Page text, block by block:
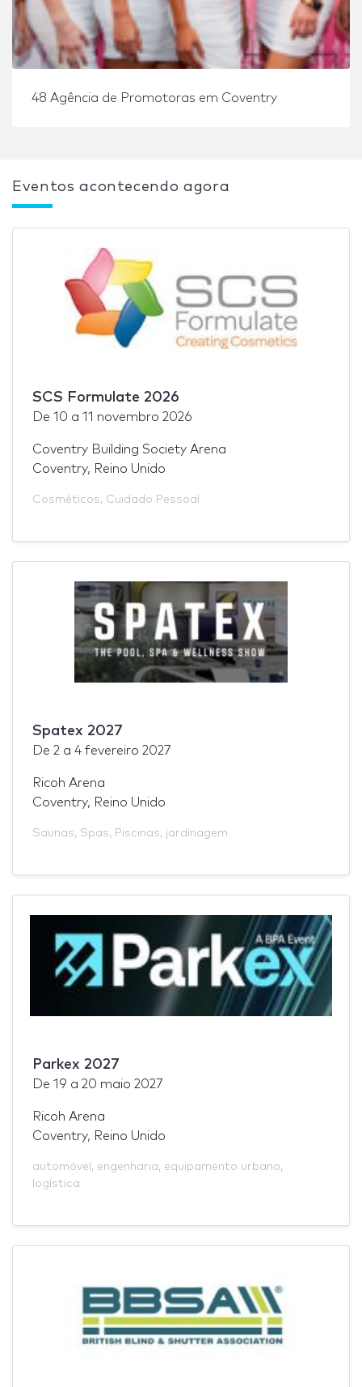
48 Agência de Promotoras em Coventry
Eventos acontecendo agora
SCS Formulate 2026
De 10 a 11 novembro 2026
Coventry Building Society Arena
Coventry, Reino Unido
Cosméticos, Cuidado Pessoal
Spatex 2027
De 2 a 4 fevereiro 2027
Ricoh Arena
Coventry, Reino Unido
Saunas, Spas, Piscinas, jardinagem
Parkex 2027
De 19 a 20 maio 2027
Ricoh Arena
Coventry, Reino Unido
automóvel , engenharia, equipamento urbano,
logística